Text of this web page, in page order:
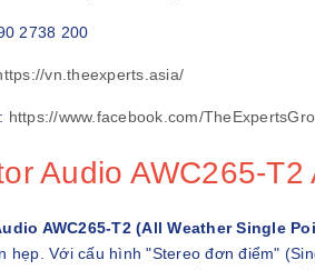
2738 200
vn.theexperts.asia/
https://www.facebook.com/
Audio AWC265-
AWC265-T2 (All Weather Single
hẹp. Với cấu hình "Stereo đơn điểm"